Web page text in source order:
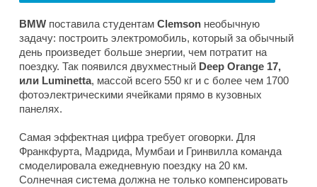
BMW поставила студентам Clemson необычную
задачу: построить электромобиль, который за обычный
день произведет больше энергии, чем потратит на
поездку. Так появился двухместный Deep Orange 17,
или Luminetta, массой всего 550 кг и с более чем 1700
фотоэлектрическими ячейками прямо в кузовных
панелях.
Самая эффектная цифра требует оговорки. Для
Франкфурта, Мадрида, Мумбаи и Гринвилла команда
смоделировала ежедневную поездку на 20 км.
Солнечная система должна не только компенсировать